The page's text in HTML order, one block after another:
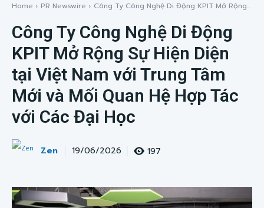
Home PR Newswire Công Ty Công Nghệ Di Động KPIT Mở Rộng...
Công Ty Công Nghệ Di Động
KPIT Mở Rộng Sự Hiện Diện
tại Việt Nam với Trung Tâm
Mới và Mối Quan Hệ Hợp Tác
với Các Đại Học
Zen 19/06/2026 197